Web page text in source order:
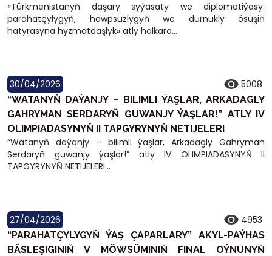
«Türkmenistanyň daşary syýasaty we diplomatiýasy:
parahatçylygyň, howpsuzlygyň we durnukly ösüşiň
hatyrasyna hyzmatdaşlyk» atly halkara...
30/04/2026 5008
“WATANYŇ DAÝANJY – BILIMLI ÝAŞLAR, ARKADAGLY
GAHRYMAN SERDARYŇ GUWANJY ÝAŞLAR!” ATLY IV
OLIMPIADASYNYŇ II TAPGYRYNYŇ NETIJELERI
“Watanyň daýanjy – bilimli ýaşlar, Arkadagly Gahryman
Serdaryň guwanjy ýaşlar!” atly IV OLIMPIADASYNYŇ II
TAPGYRYNYŇ NETIJELERI...
27/04/2026 4953
“PARAHATÇYLYGYŇ ÝAŞ ÇAPARLARY” AKYL-PAÝHAS
BÄSLEŞIGINIŇ V MÖWSÜMINIŇ FINAL OÝNUNYŇ